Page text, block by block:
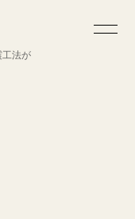
工法が